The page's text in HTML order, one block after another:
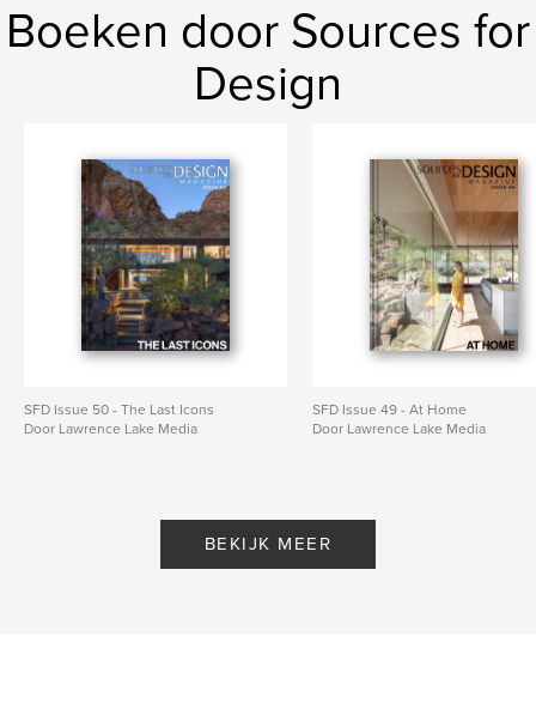
Boeken door Sources for
Design
SFD Issue 50 - The Last Icons
Door Lawrence Lake Media
SFD Issue 49 - At Home
Door Lawrence Lake Media
BEKIJK MEER